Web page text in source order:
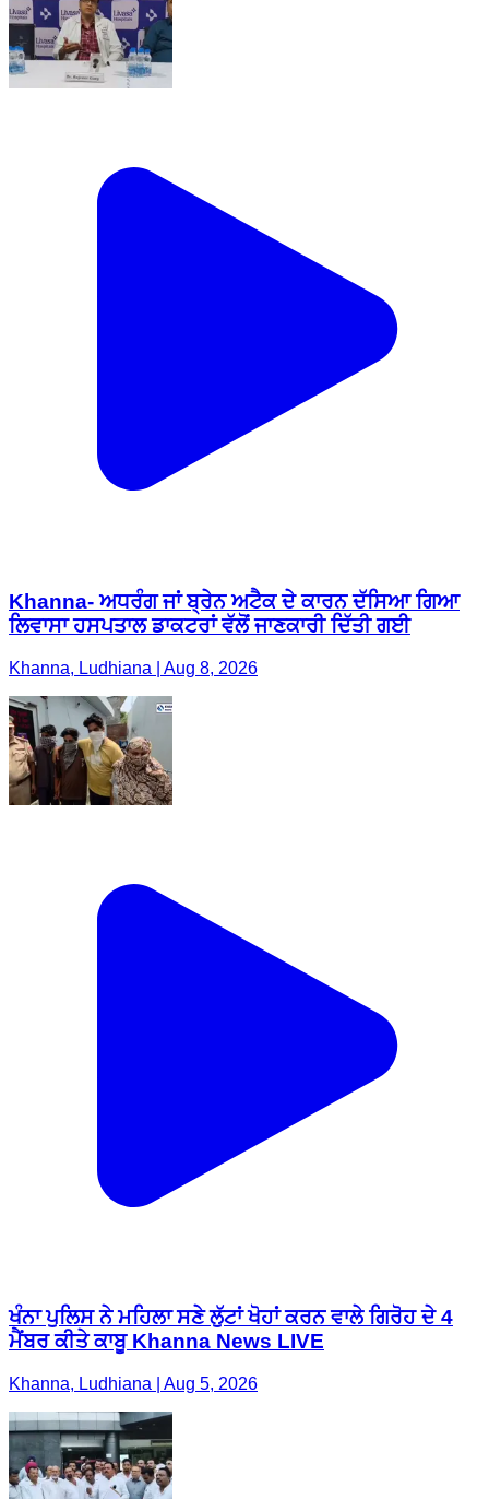
Khanna- ਅਧਰੰਗ ਜਾਂ ਬ੍ਰੇਨ ਅਟੈਕ ਦੇ ਕਾਰਨ ਦੱਸਿਆ ਗਿਆ
ਲਿਵਾਸਾ ਹਸਪਤਾਲ ਡਾਕਟਰਾਂ ਵੱਲੋਂ ਜਾਣਕਾਰੀ ਦਿੱਤੀ ਗਈ
Khanna, Ludhiana | Aug 8, 2026
ਖੰਨਾ ਪੁਲਿਸ ਨੇ ਮਹਿਲਾ ਸਣੇ ਲੁੱਟਾਂ ਖੋਹਾਂ ਕਰਨ ਵਾਲੇ ਗਿਰੋਹ ਦੇ 4
ਮੈਂਬਰ ਕੀਤੇ ਕਾਬੂ Khanna News LIVE
Khanna, Ludhiana | Aug 5, 2026